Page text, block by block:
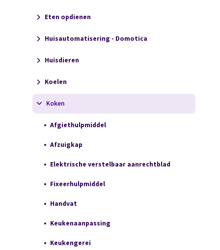
Eten opdienen
Huisautomatisering - Domotica
Huisdieren
Koelen
Koken
Afgiethulpmiddel
Afzuigkap
Elektrische verstelbaar aanrechtblad
Fixeerhulpmiddel
Handvat
Keukenaanpassing
Keukengerei